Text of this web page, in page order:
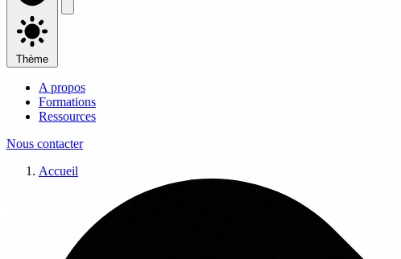
Thème
A propos
Formations
Ressources
Nous contacter
Accueil